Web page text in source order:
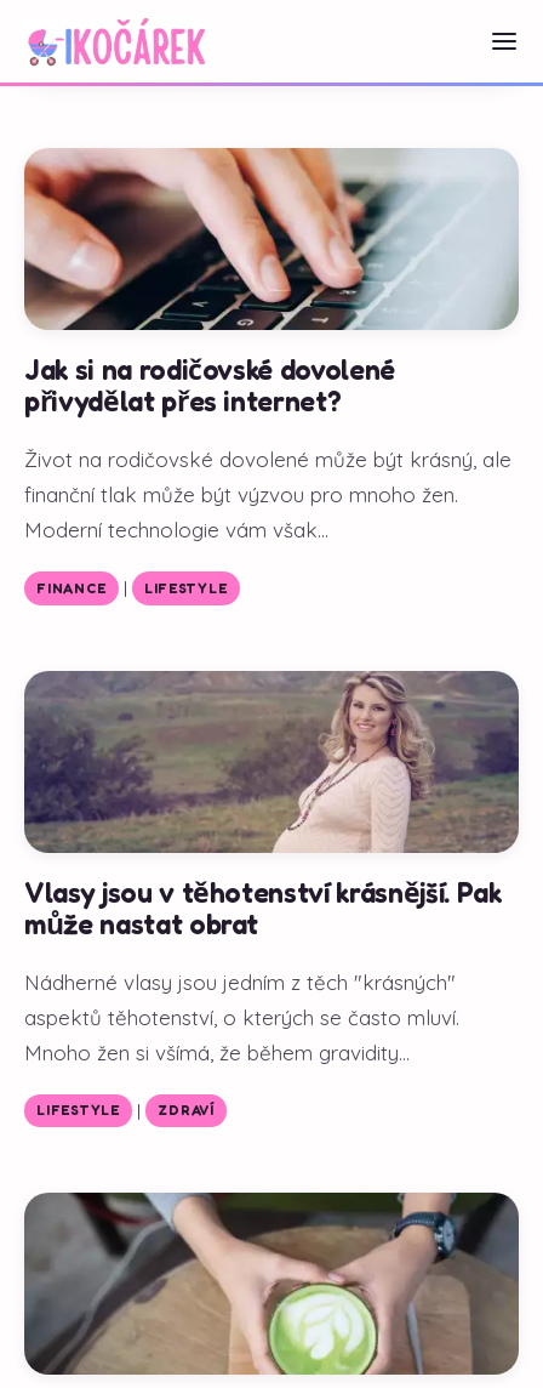
Jak si na rodičovské dovolené
přivydělat přes internet?
Život na rodičovské dovolené může být krásný, ale
finanční tlak může být výzvou pro mnoho žen.
Moderní technologie vám však...
FINANCE | LIFESTYLE
Vlasy jsou v těhotenství krásnější. Pak
může nastat obrat
Nádherné vlasy jsou jedním z těch "krásných"
aspektů těhotenství, o kterých se často mluví.
Mnoho žen si všímá, že během gravidity...
LIFESTYLE | ZDRAVÍ